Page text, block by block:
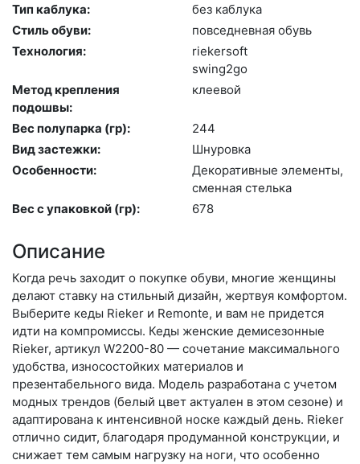
Тип каблука:
без каб­лу­ка
Стиль обуви:
пов­седнев­ная обувь
Технология:
ri­eker­soft
swing2go
Метод крепления
подошвы:
кле­евой
Вес полупарка (гр):
244
Вид застежки:
Шну­ров­ка
Особенности:
Де­кора­тив­ные эле­мен­ты,
смен­ная стель­ка
Вес с упаковкой (гр):
678
Описание
Когда речь заходит о покупке обуви, многие женщины
делают ставку на стильный дизайн, жертвуя комфортом.
Выберите ке­ды Rieker и Remonte, и вам не придется
идти на компромиссы. Кеды женские демисезонные
Rieker, артикул W2200-80 — сочетание максимального
удобства, износостойких материалов и
презентабельного вида. Модель разработана с учетом
модных трендов (бе­лый цвет актуален в этом сезоне) и
адаптирована к интенсивной носке каждый день. Ri­eker
отлично сидит, благодаря продуманной конструкции, и
снижает тем самым нагрузку на ноги, что особенно